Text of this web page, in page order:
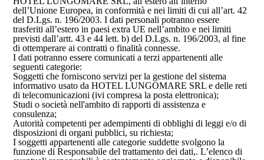
dell’Unione Europea, in conformità e nei limiti di cui all’art. 42
del D.Lgs. n. 196/2003. I dati personali potranno essere
trasferiti all’estero in paesi extra UE nell’ambito e nei limiti
previsti dall’artt. 43 e 44 lett. b) del D.Lgs. n. 196/2003, al fine
di ottemperare ai contratti o finalità connesse.
I dati potranno essere comunicati a terzi appartenenti alle
seguenti categorie:
Soggetti che forniscono servizi per la gestione del sistema
informativo usato da HOTEL LUNGOMARE SRL e delle reti
di telecomunicazioni (ivi compresa la posta elettronica);
Studi o società nell'ambito di rapporti di assistenza e
consulenza;
Autorità competenti per adempimenti di obblighi di leggi e/o di
disposizioni di organi pubblici, su richiesta;
I soggetti appartenenti alle categorie suddette svolgono la
funzione di Responsabile del trattamento dei dati,. L’elenco di